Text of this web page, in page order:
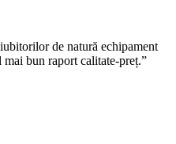
de natură echipament
bun raport calitate-preț.”